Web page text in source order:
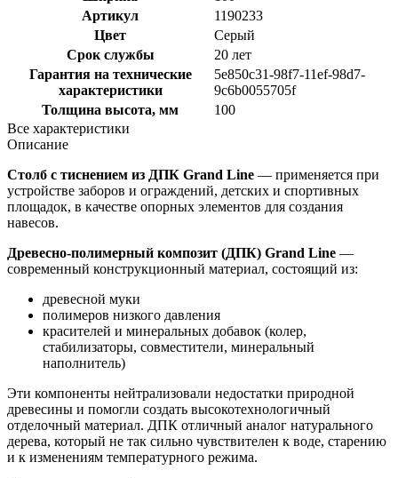
Артикул
1190233
Цвет
Серый
Срок службы
20 лет
Гарантия на технические
характеристики
5e850c31-98f7-11ef-98d7-
9c6b0055705f
Толщина высота, мм
100
Все характеристики
Описание
Столб с тиснением из ДПК Grand Line — применяется при
устройстве заборов и ограждений, детских и спортивных
площадок, в качестве опорных элементов для создания
навесов.
Древесно-полимерный композит (ДПК) Grand Line —
современный конструкционный материал, состоящий из:
древесной муки
полимеров низкого давления
красителей и минеральных добавок (колер,
стабилизаторы, совместители, минеральный
наполнитель)
Эти компоненты нейтрализовали недостатки природной
древесины и помогли создать высокотехнологичный
отделочный материал. ДПК отличный аналог натурального
дерева, который не так сильно чувствителен к воде, старению
и к изменениям температурного режима.